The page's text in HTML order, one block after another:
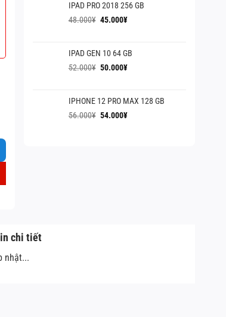
60.000¥.là:
55.000¥.
IPAD PRO 2018 256 GB
48.000¥ Giá
48.000¥.
45.000¥Giá
là:
45.000¥.
IPAD GEN 10 64 GB
52.000¥ Giá
52.000¥.
50.000¥Giá
là:
50.000¥.
IPHONE 12 PRO MAX 128 GB
56.000¥ Giá
54.000¥Giá
chi tiết
nhật...